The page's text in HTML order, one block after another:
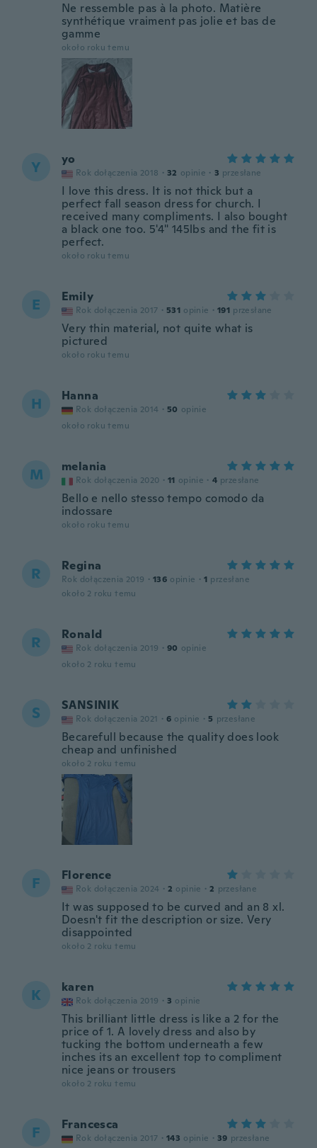
Ne ressemble pas à la photo. Matière
synthétique vraiment pas jolie et bas de
gamme
około roku temu
Y yo
Rok dołączenia 2018 · 32 opinie · 3 przesłane
I love this dress. It is not thick but a
perfect fall season dress for church. I
received many compliments. I also bought
a black one too. 5'4" 145lbs and the fit is
perfect.
około roku temu
E Emily
Rok dołączenia 2017 · 531 opinie · 191 przesłane
Very thin material, not quite what is
pictured
około roku temu
H Hanna
Rok dołączenia 2014 · 50 opinie
około roku temu
M melania
Rok dołączenia 2020 · 11 opinie · 4 przesłane
Bello e nello stesso tempo comodo da
indossare
około roku temu
R Regina
Rok dołączenia 2019 · 136 opinie · 1 przesłane
około 2 roku temu
R Ronald
Rok dołączenia 2019 · 90 opinie
około 2 roku temu
S SANSINIK
Rok dołączenia 2021 · 6 opinie · 5 przesłane
Becarefull because the quality does look
cheap and unfinished
około 2 roku temu
F Florence
Rok dołączenia 2024 · 2 opinie · 2 przesłane
It was supposed to be curved and an 8 xl.
Doesn't fit the description or size. Very
disappointed
około 2 roku temu
K karen
Rok dołączenia 2019 · 3 opinie
This brilliant little dress is like a 2 for the
price of 1. A lovely dress and also by
tucking the bottom underneath a few
inches its an excellent top to compliment
nice jeans or trousers
około 2 roku temu
F Francesca
Rok dołączenia 2017 · 143 opinie · 39 przesłane